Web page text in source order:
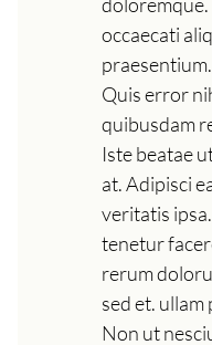
occaecati
Quis error
quibusdam
Iste beatae
at. Adipisci
veritatis
tenetur
rerum
sed et.
Non ut